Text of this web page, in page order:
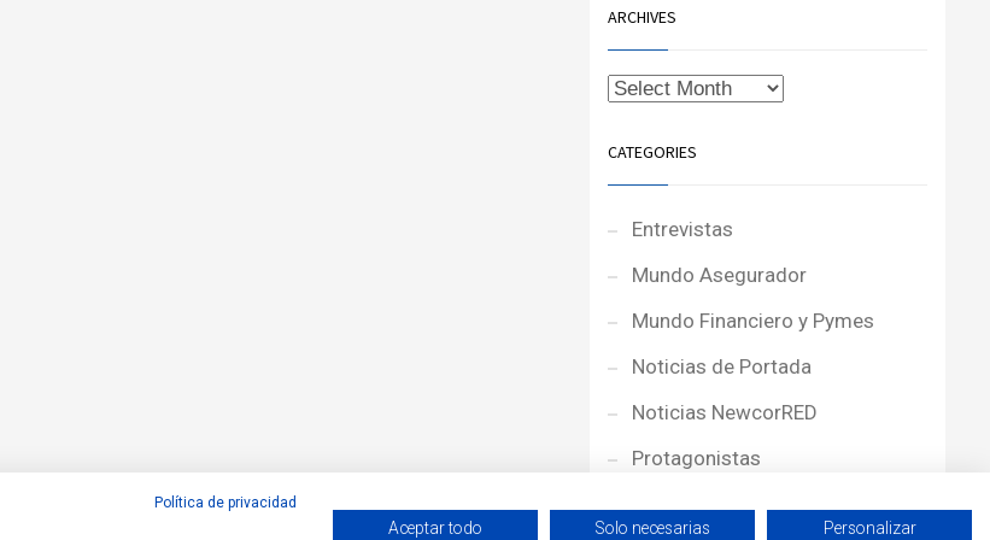
ARCHIVES
CATEGORIES
Entrevistas
Mundo Asegurador
Mundo Financiero y Pymes
Noticias de Portada
Noticias NewcorRED
Protagonistas
Reportajes
Política de privacidad
Aceptar todo Solo necesarias Personalizar